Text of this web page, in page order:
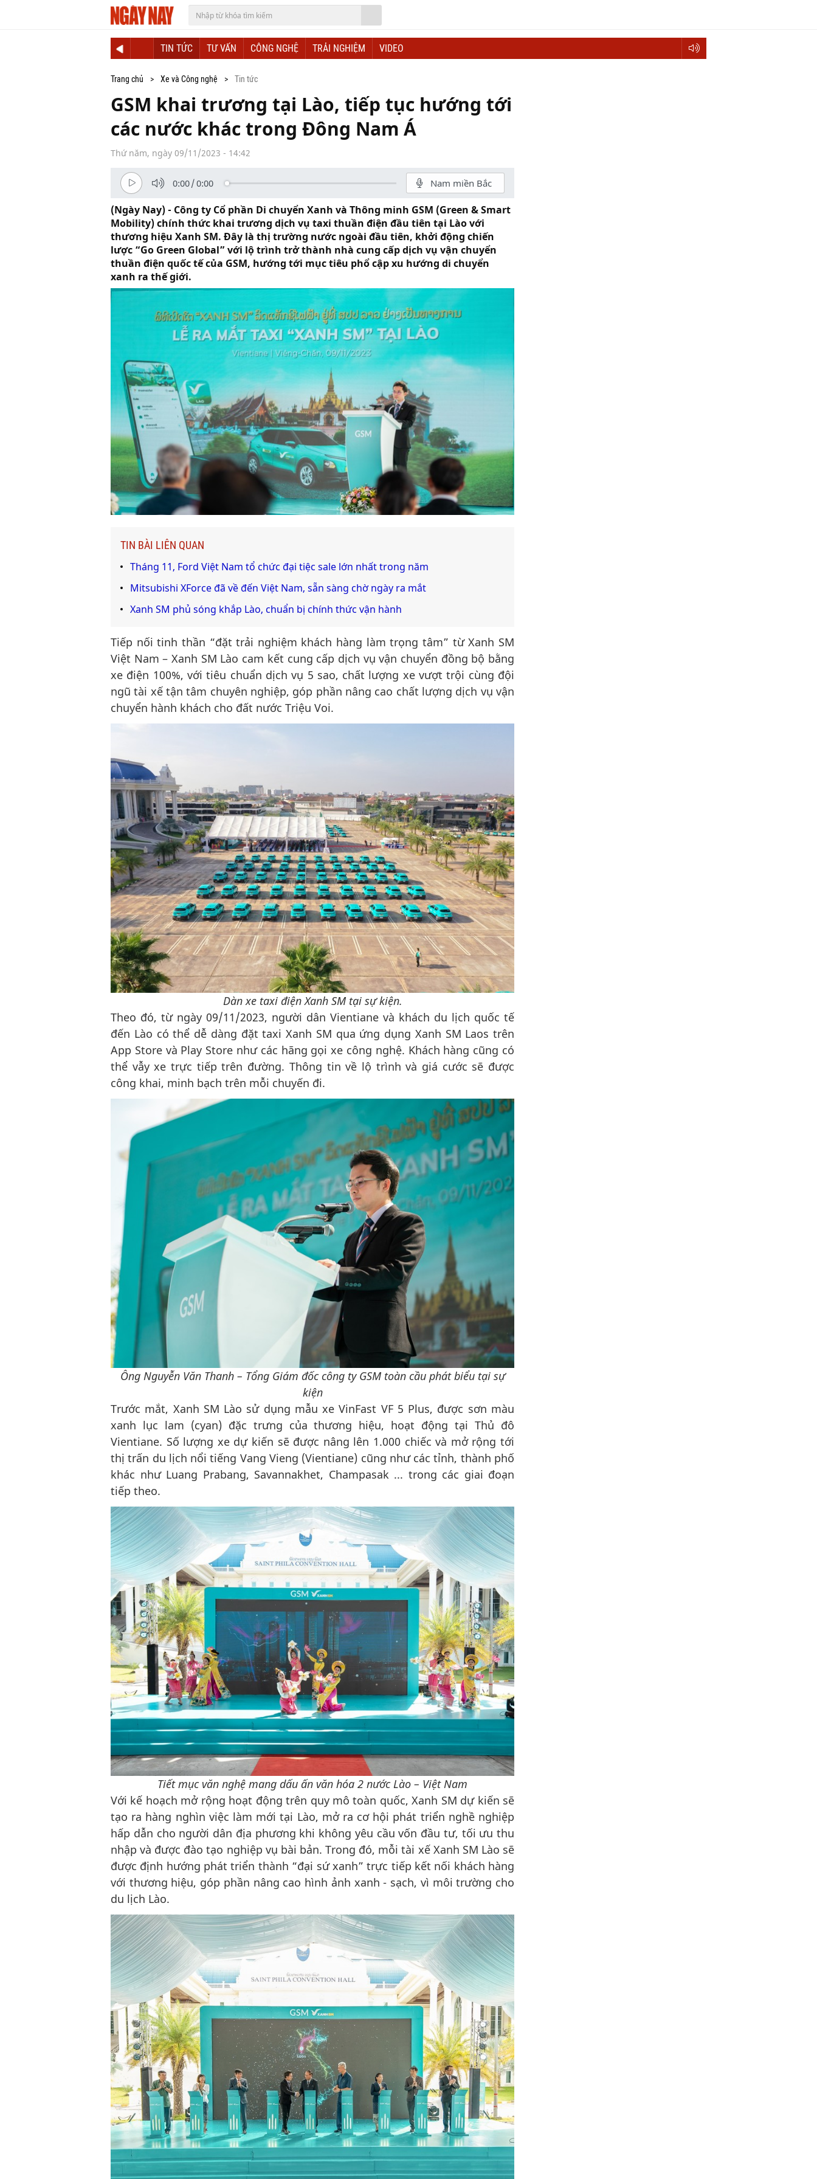
TIN TỨC TƯ VẤN CÔNG NGHỆ TRẢI NGHIỆM VIDEO
Trang chủ Xe và Công nghệ Tin tức
GSM khai trương tại Lào, tiếp tục hướng tới
các nước khác trong Đông Nam Á
Thứ năm, ngày 09/11/2023 - 14:42
0:00/0:00 Nam miền Bắc
(Ngày Nay) - Công ty Cổ phần Di chuyển Xanh và Thông minh GSM (Green & Smart
Mobility) chính thức khai trương dịch vụ taxi thuần điện đầu tiên tại Lào với
thương hiệu Xanh SM. Đây là thị trường nước ngoài đầu tiên, khởi động chiến
lược “Go Green Global” với lộ trình trở thành nhà cung cấp dịch vụ vận chuyển
thuần điện quốc tế của GSM, hướng tới mục tiêu phổ cập xu hướng di chuyển
xanh ra thế giới.
TIN BÀI LIÊN QUAN
Tháng 11, Ford Việt Nam tổ chức đại tiệc sale lớn nhất trong năm
Mitsubishi XForce đã về đến Việt Nam, sẵn sàng chờ ngày ra mắt
Xanh SM phủ sóng khắp Lào, chuẩn bị chính thức vận hành
Tiếp nối tinh thần “đặt trải nghiệm khách hàng làm trọng tâm” từ Xanh SM
Việt Nam – Xanh SM Lào cam kết cung cấp dịch vụ vận chuyển đồng bộ bằng
xe điện 100%, với tiêu chuẩn dịch vụ 5 sao, chất lượng xe vượt trội cùng đội
ngũ tài xế tận tâm chuyên nghiệp, góp phần nâng cao chất lượng dịch vụ vận
chuyển hành khách cho đất nước Triệu Voi.
Dàn xe taxi điện Xanh SM tại sự kiện.
Theo đó, từ ngày 09/11/2023, người dân Vientiane và khách du lịch quốc tế
đến Lào có thể dễ dàng đặt taxi Xanh SM qua ứng dụng Xanh SM Laos trên
App Store và Play Store như các hãng gọi xe công nghệ. Khách hàng cũng có
thể vẫy xe trực tiếp trên đường. Thông tin về lộ trình và giá cước sẽ được
công khai, minh bạch trên mỗi chuyến đi.
Ông Nguyễn Văn Thanh – Tổng Giám đốc công ty GSM toàn cầu phát biểu tại sự
kiện
Trước mắt, Xanh SM Lào sử dụng mẫu xe VinFast VF 5 Plus, được sơn màu
xanh lục lam (cyan) đặc trưng của thương hiệu, hoạt động tại Thủ đô
Vientiane. Số lượng xe dự kiến sẽ được nâng lên 1.000 chiếc và mở rộng tới
thị trấn du lịch nổi tiếng Vang Vieng (Vientiane) cũng như các tỉnh, thành phố
khác như Luang Prabang, Savannakhet, Champasak ... trong các giai đoạn
tiếp theo.
Tiết mục văn nghệ mang dấu ấn văn hóa 2 nước Lào – Việt Nam
Với kế hoạch mở rộng hoạt động trên quy mô toàn quốc, Xanh SM dự kiến sẽ
tạo ra hàng nghìn việc làm mới tại Lào, mở ra cơ hội phát triển nghề nghiệp
hấp dẫn cho người dân địa phương khi không yêu cầu vốn đầu tư, tối ưu thu
nhập và được đào tạo nghiệp vụ bài bản. Trong đó, mỗi tài xế Xanh SM Lào sẽ
được định hướng phát triển thành “đại sứ xanh” trực tiếp kết nối khách hàng
với thương hiệu, góp phần nâng cao hình ảnh xanh - sạch, vì môi trường cho
du lịch Lào.